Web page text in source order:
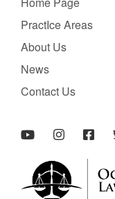
PractIce Areas
About Us
News
Contact Us